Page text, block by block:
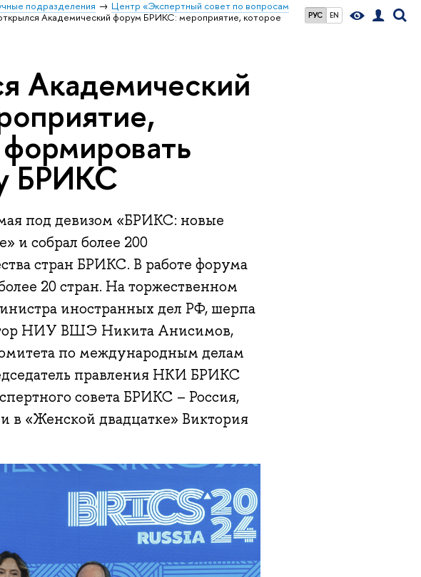
РУС EN
подразделения
Центр «Экспертный совет по вопросам
Академический форум БРИКС: мероприятие, которое
Академический
БРИКС
под девизом «БРИКС: новые
и собрал более 200
стран БРИКС. В работе форума
20 стран. На торжественном
иностранных дел РФ, шерпа
НИУ ВШЭ Никита Анисимов,
по международным делам
правления НКИ БРИКС
совета БРИКС – Россия,
«Женской двадцатке» Виктория